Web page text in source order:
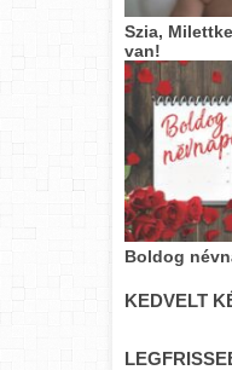
Szia,
van!
Boldog
KEDVELT